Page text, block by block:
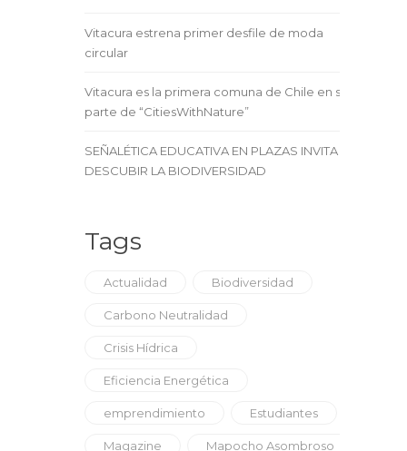
Vitacura estrena primer desfile de moda
circular
Vitacura es la primera comuna de Chile en ser
parte de “CitiesWithNature”
SEÑALÉTICA EDUCATIVA EN PLAZAS INVITA A
DESCUBIR LA BIODIVERSIDAD
Tags
Actualidad Biodiversidad
Carbono Neutralidad
Crisis Hídrica
Eficiencia Energética
emprendimiento Estudiantes
Magazine Mapocho Asombroso